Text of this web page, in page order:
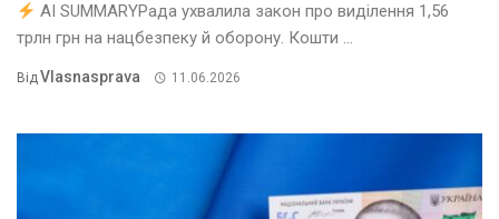
AI SUMMARYРада ухвалила закон про виділення 1,56
трлн грн на нацбезпеку й оборону. Кошти ...
ВідVlasnasprava 11.06.2026